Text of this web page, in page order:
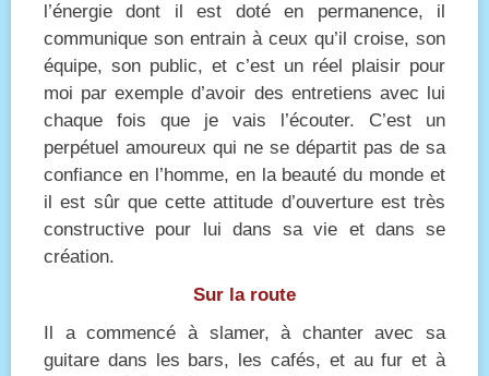
l’énergie dont il est doté en permanence, il
communique son entrain à ceux qu’il croise, son
équipe, son public, et c’est un réel plaisir pour
moi par exemple d’avoir des entretiens avec lui
chaque fois que je vais l’écouter. C’est un
perpétuel amoureux qui ne se départit pas de sa
confiance en l’homme, en la beauté du monde et
il est sûr que cette attitude d’ouverture est très
constructive pour lui dans sa vie et dans se
création.
Sur la route
Il a commencé à slamer, à chanter avec sa
guitare dans les bars, les cafés, et au fur et à